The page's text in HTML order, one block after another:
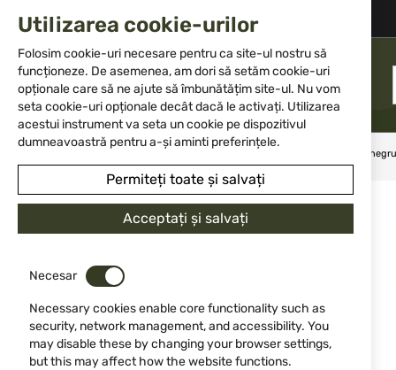
+359 2 983 5014 office@isd-bg.com
Skip
Content
MENIU
Flash Stun
la
imagini
Utilizarea cookie-urilor
Folosim cookie-uri necesare pentru ca site-ul nostru să
funcționeze. De asemenea, am dori să setăm cookie-uri
opționale care să ne ajute să îmbunătățim site-ul. Nu vom
seta cookie-uri opționale decât dacă le activați. Utilizarea
acestui instrument va seta un cookie pe dispozitivul
dumneavoastră pentru a-și aminti preferințele.
Permiteți toate și salvați
Acceptați și salvați
Necesar
Necessary cookies enable core functionality such as
security, network management, and accessibility. You
may disable these by changing your browser settings,
but this may affect how the website functions.